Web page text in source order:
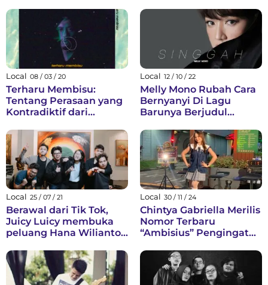
Local 08 / 03 / 20
Terharu Membisu:
Tentang Perasaan yang
Kontradiktif dari
Local 12 / 10 / 22
Melly Mono Rubah Cara
Bernyanyi Di Lagu
Barunya Berjudul
Local 25 / 07 / 21
Berawal dari Tik Tok,
Juicy Luicy membuka
peluang Hana Wilianto
menyanyikan lagu
Jemari
Local 30 / 11 / 24
Chintya Gabriella Merilis
Nomor Terbaru
“Ambisius” Pengingat
Menyayangi Diri Sendiri